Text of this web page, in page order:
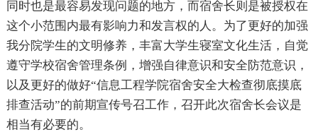
同时也是最容易发现问题的地方，而宿舍长则是被授权在
这个小范围内最有影响力和发言权的人。为了更好的加强
我分院学生的文明修养，丰富大学生寝室文化生活，自觉
遵守学校宿舍管理条例，增强自律意识和安全防范意识，
以及更好的做好“信息工程学院宿舍安全大检查彻底摸底
排查活动”的前期宣传号召工作，召开此次宿舍长会议是
相当有必要的。